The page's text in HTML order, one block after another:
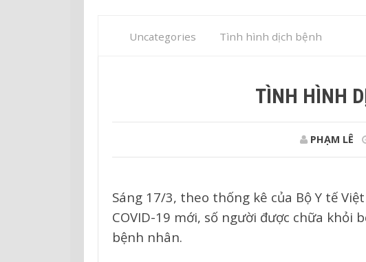
Uncategories Tình hình dịch bệnh
TÌNH HÌNH
PHẠM LÊ
Sáng 17/3, theo thống kê của Bộ Y tế
COVID-19 mới, số người được chữa khỏi
bệnh nhân.